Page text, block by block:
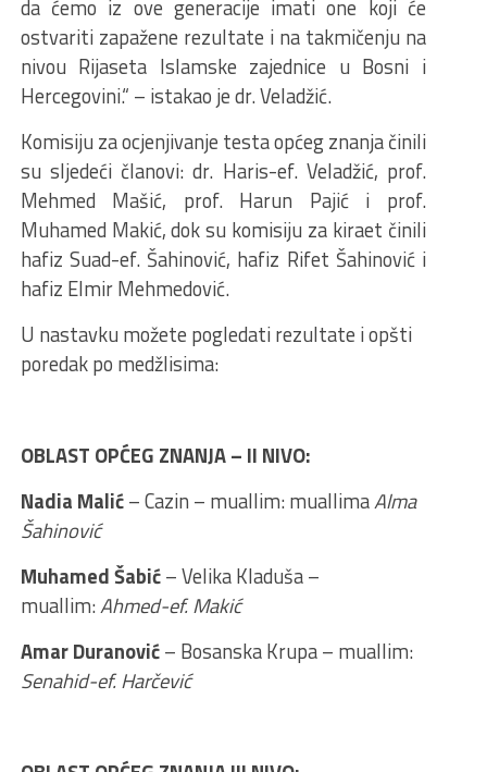
da ćemo iz ove generacije imati one koji će
ostvariti zapažene rezultate i na takmičenju na
nivou Rijaseta Islamske zajednice u Bosni i
Hercegovini.“ – istakao je dr. Veladžić.
Komisiju za ocjenjivanje testa općeg znanja činili
su sljedeći članovi: dr. Haris-ef. Veladžić, prof.
Mehmed Mašić, prof. Harun Pajić i prof.
Muhamed Makić, dok su komisiju za kiraet činili
hafiz Suad-ef. Šahinović, hafiz Rifet Šahinović i
hafiz Elmir Mehmedović.
U nastavku možete pogledati rezultate i opšti
poredak po medžlisima:
OBLAST OPĆEG ZNANJA – II NIVO:
Nadia Malić– Cazin – muallim: muallimaAlma
Šahinović
Muhamed Šabić– Velika Kladuša –
muallim:Ahmed-ef. Makić
Amar Duranović– Bosanska Krupa – muallim:
Senahid-ef. Harčević